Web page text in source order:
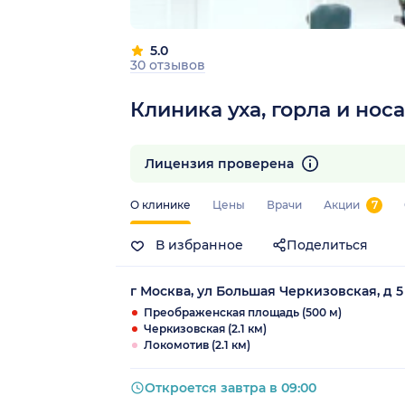
Клиника уха, горла и
5.0
30 отзывов
О клинике Цены Врачи Акции 7
В избранное Поделиться
Лицензия проверена
г Москва, ул Большая Черкизовская, д 5
Преображенская площадь (500 м)
Черкизовская (2.1 км)
Локомотив (2.1 км)
Откроется завтра в 09:00